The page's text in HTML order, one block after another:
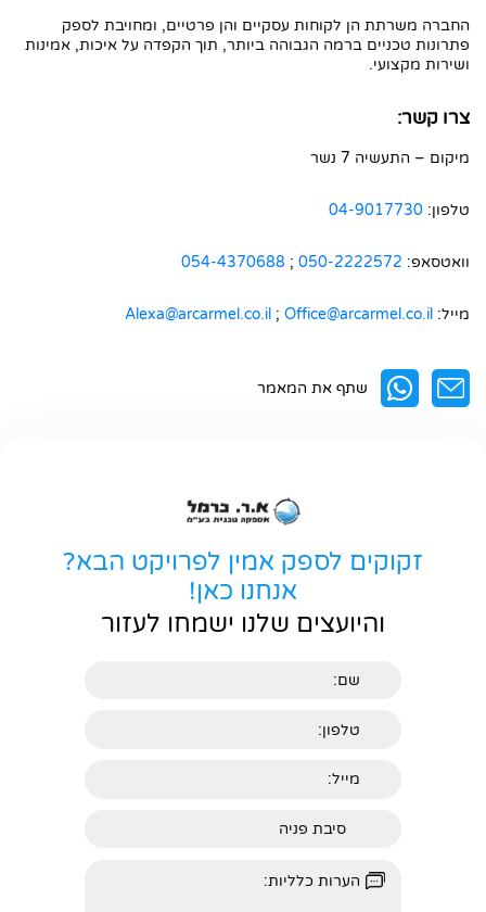
החברה משרתת הן לקוחות עסקיים והן פרטיים, ומחויבת לספק
פתרונות טכניים ברמה הגבוהה ביותר, תוך הקפדה על איכות, אמינות
ושירות מקצועי.
צרו קשר:
מיקום – התעשיה 7 נשר
טלפון: 04-9017730
וואטסאפ: 050-2222572
;
054-4370688
מייל: Alexa@arcarmel.co.il ; Office@arcarmel.co.il
שתף את המאמר
זקוקים לספק אמין לפרויקט הבא?
אנחנו כאן!
והיועצים שלנו ישמחו לעזור